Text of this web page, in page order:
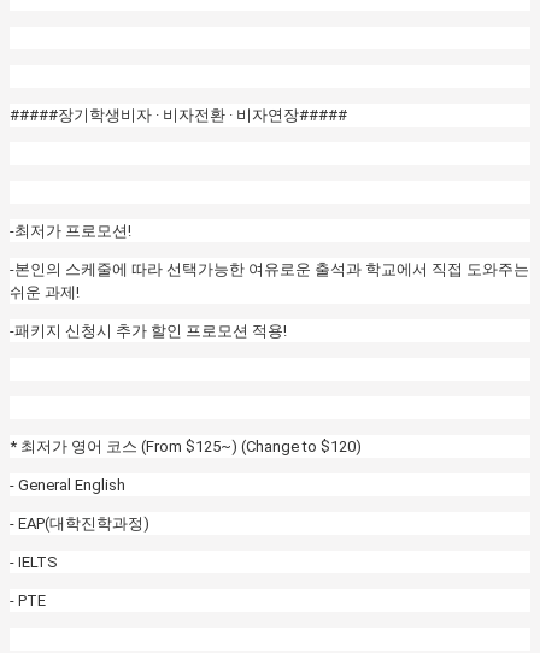
#####장기학생비자 · 비자전환 · 비자연장#####
-최저가 프로모션!
-본인의 스케줄에 따라 선택가능한 여유로운 출석과 학교에서 직접 도와주는
쉬운 과제!
-패키지 신청시 추가 할인 프로모션 적용!
* 최저가 영어 코스 (From $125~) (Change to $120)
- General English
- EAP(대학진학과정)
- IELTS
- PTE